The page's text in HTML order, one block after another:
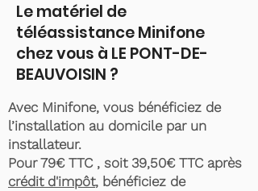
Le matériel de
téléassistance Minifone
chez vous à LE PONT-DE-
BEAUVOISIN ?
Avec Minifone, vous bénéficiez de
l’installation au domicile par un
installateur.
Pour 79€ TTC , soit 39,50€ TTC après
crédit d'impôt, bénéficiez de